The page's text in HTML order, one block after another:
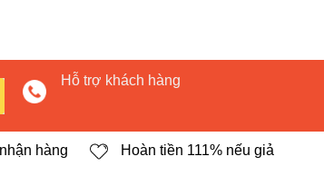
Hỗ trợ khách hàng
hàng Hoàn tiền 111% nếu giả